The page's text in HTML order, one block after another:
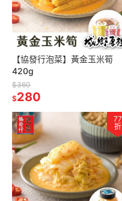
【協發行泡菜】黃金玉米筍
420g
$360
$280
77
折